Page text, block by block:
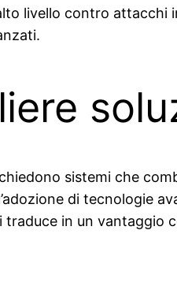
livello contro attacchi
sistemi che
di tecnologie
in un